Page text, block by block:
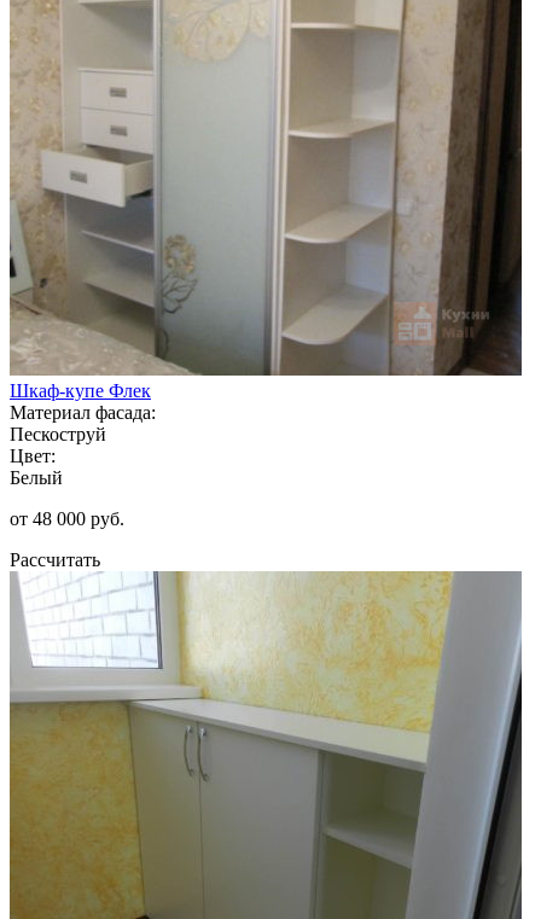
Шкаф-купе Флек
Материал фасада:
Пескоструй
Цвет:
Белый
от 48 000 руб.
Рассчитать